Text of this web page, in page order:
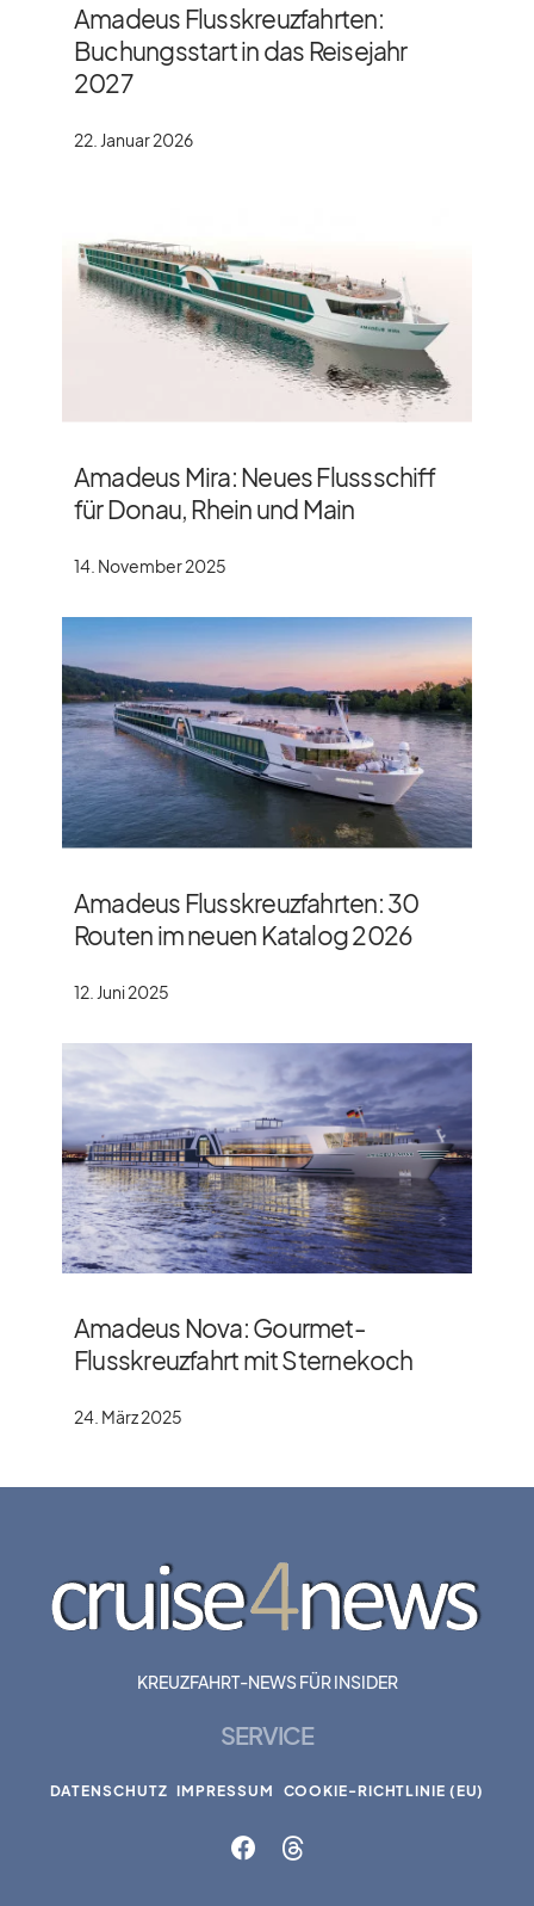
Amadeus Flusskreuzfahrten:
Buchungsstart in das Reisejahr
2027
22. Januar 2026
Amadeus Mira: Neues Flussschiff
für Donau, Rhein und Main
14. November 2025
Amadeus Flusskreuzfahrten: 30
Routen im neuen Katalog 2026
12. Juni 2025
Amadeus Nova: Gourmet-
Flusskreuzfahrt mit Sternekoch
24. März 2025
KREUZFAHRT-NEWS FÜR INSIDER
SERVICE
DATENSCHUTZ IMPRESSUM COOKIE-RICHTLINIE (EU)